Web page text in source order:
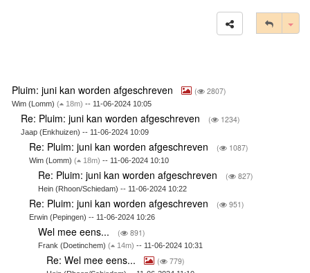
Pluim: juni kan worden afgeschreven ( 2807)
Wim (Lomm) ( 18m) -- 11-06-2024 10:05
Re: Pluim: juni kan worden afgeschreven ( 1234)
Jaap (Enkhuizen) -- 11-06-2024 10:09
Re: Pluim: juni kan worden afgeschreven ( 1087)
Wim (Lomm)( 18m) -- 11-06-2024 10:10
Re: Pluim: juni kan worden afgeschreven ( 827)
Hein (Rhoon/Schiedam) -- 11-06-2024 10:22
Re: Pluim: juni kan worden afgeschreven ( 951)
Erwin (Pepingen) -- 11-06-2024 10:26
Wel mee eens... ( 891)
Frank (Doetinchem) ( 14m) -- 11-06-2024 10:31
Re: Wel mee eens... ( 779)